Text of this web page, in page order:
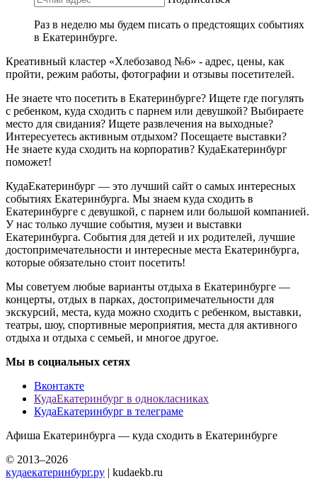
Раз в неделю мы будем писать о предстоящих событиях
в Екатеринбурге.
Креативный кластер «Хлебозавод №6» - адрес, цены, как
пройти, режим работы, фотографии и отзывы посетителей.
Не знаете что посетить в Екатеринбурге? Ищете где погулять
с ребенком, куда сходить с парнем или девушкой? Выбираете
место для свидания? Ищете развлечения на выходные?
Интересуетесь активным отдыхом? Посещаете выставки?
Не знаете куда сходить на корпоратив? КудаЕкатеринбург
поможет!
КудаЕкатеринбург — это лучший сайт о самых интересных
событиях Екатеринбурга. Мы знаем куда сходить в
Екатеринбурге с девушкой, с парнем или большой компанией.
У нас только лучшие события, музеи и выставки
Екатеринбурга. События для детей и их родителей, лучшие
достопримечательности и интересные места Екатеринбурга,
которые обязательно стоит посетить!
Мы советуем любые варианты отдыха в Екатеринбурге —
концерты, отдых в парках, достопримечательности для
экскурсий, места, куда можно сходить с ребенком, выставки,
театры, шоу, спортивные мероприятия, места для активного
отдыха и отдыха с семьей, и многое другое.
Мы в социальных сетях
Вконтакте
КудаЕкатеринбург в однокласниках
КудаЕкатеринбург в телеграме
Афиша Екатеринбурга — куда сходить в Екатеринбурге
© 2013–2026
кудаекатеринбург.ру | kudaekb.ru